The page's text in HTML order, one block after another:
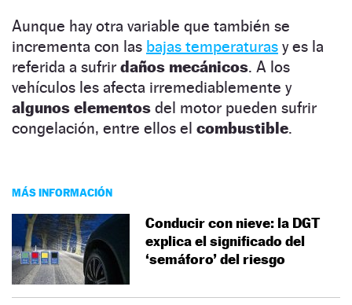
Aunque hay otra variable que también se
incrementa con las bajas temperaturas y es la
referida a sufrir daños mecánicos. A los
vehículos les afecta irremediablemente y
algunos elementos del motor pueden sufrir
congelación, entre ellos el combustible.
MÁS INFORMACIÓN
Conducir con nieve: la DGT
explica el significado del
‘semáforo’ del riesgo